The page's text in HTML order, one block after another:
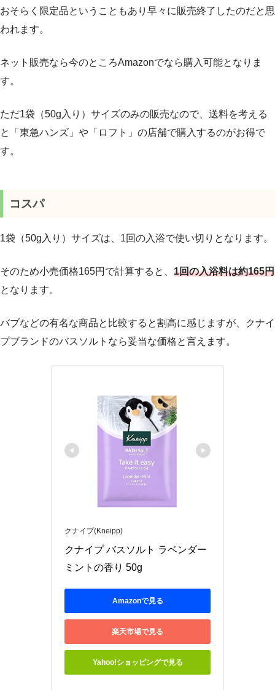
おそらく限定品ということもあり早々に販売終了したのだと思
われます。
ネット販売なら今のところAmazonでなら購入可能となりま
す。
ただ1袋（50g入り）サイズのみの販売なので、送料を考える
と「東急ハンズ」や「ロフト」の店舗で購入するのがお得で
す。
コスパ
1袋（50g入り）サイズは、1回の入浴で使い切りとなります。
そのため小売価格165円で計算すると、 1回の入浴料は約165円
となります。
バブなどの有名な商品と比較すると割高に感じますが、クナイ
プブランドのバスソルトなら妥当な価格と言えます。
クナイプ(Kneipp)
クナイプ バスソルト ラベンダー
ミントの香り 50g
Amazonで見る
楽天市場で見る
Yahoo!ショッピングで見る